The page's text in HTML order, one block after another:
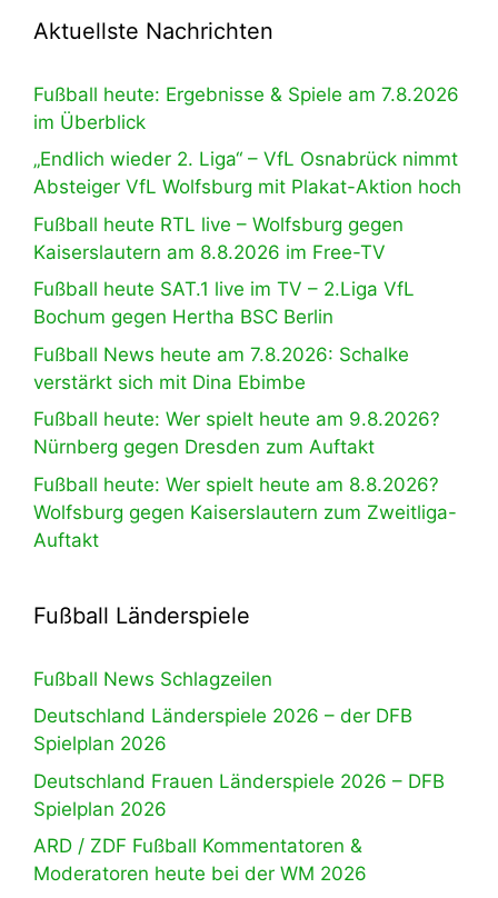
Aktuellste Nachrichten
Fußball heute: Ergebnisse & Spiele am 7.8.2026
im Überblick
„Endlich wieder 2. Liga“ – VfL Osnabrück nimmt
Absteiger VfL Wolfsburg mit Plakat-Aktion hoch
Fußball heute RTL live – Wolfsburg gegen
Kaiserslautern am 8.8.2026 im Free-TV
Fußball heute SAT.1 live im TV – 2.Liga VfL
Bochum gegen Hertha BSC Berlin
Fußball News heute am 7.8.2026: Schalke
verstärkt sich mit Dina Ebimbe
Fußball heute: Wer spielt heute am 9.8.2026?
Nürnberg gegen Dresden zum Auftakt
Fußball heute: Wer spielt heute am 8.8.2026?
Wolfsburg gegen Kaiserslautern zum Zweitliga-
Auftakt
Fußball Länderspiele
Fußball News Schlagzeilen
Deutschland Länderspiele 2026 – der DFB
Spielplan 2026
Deutschland Frauen Länderspiele 2026 – DFB
Spielplan 2026
ARD / ZDF Fußball Kommentatoren &
Moderatoren heute bei der WM 2026